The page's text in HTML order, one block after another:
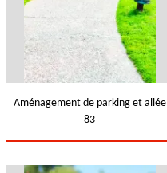
Aménagement de parking et allée
83